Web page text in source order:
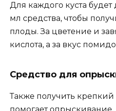
Для каждого куста будет
мл средства, чтобы
плоды. За цветение и
кислота, а за вкус
Средство для
Также получить